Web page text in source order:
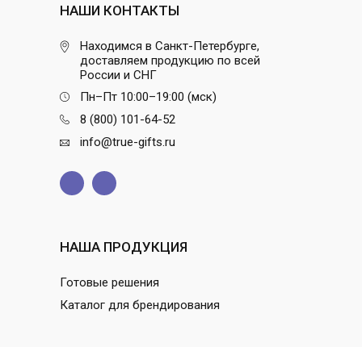
НАША ПРОДУКЦИЯ
Готовые решения
Каталог для брендирования
НАШИ КОНТАКТЫ
Находимся в Санкт-Петербурге,
доставляем продукцию по всей
России и СНГ
Пн–Пт 10:00–19:00 (мск)
8 (800) 101-64-52
info@true-gifts.ru